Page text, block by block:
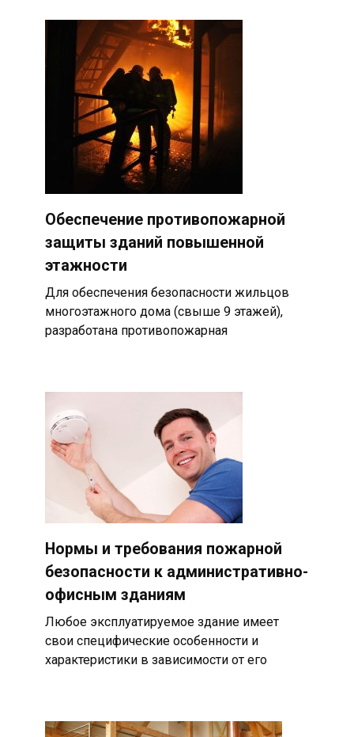
Обеспечение противопожарной
защиты зданий повышенной
этажности
Для обеспечения безопасности жильцов
многоэтажного дома (свыше 9 этажей),
разработана противопожарная
Нормы и требования пожарной
безопасности к административно-
офисным зданиям
Любое эксплуатируемое здание имеет
свои специфические особенности и
характеристики в зависимости от его